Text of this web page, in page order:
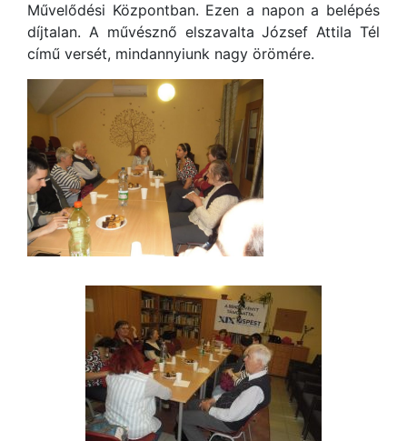
Művelődési Központban. Ezen a napon a belépés
díjtalan. A művésznő elszavalta József Attila Tél
című versét, mindannyiunk nagy örömére.